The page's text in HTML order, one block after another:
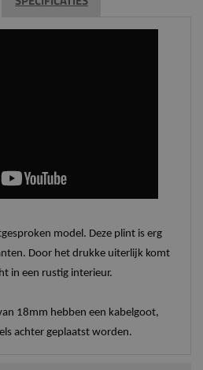
model. Deze plint is erg
Door het drukke uiterlijk komt
in een rustig interieur.
18mm hebben een kabelgoot,
achter geplaatst worden.